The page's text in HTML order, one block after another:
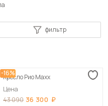
фильтр
-16%
Кресло Рио Maxx
Цена
43 090 36 300